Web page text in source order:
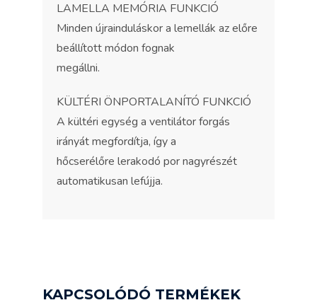
LAMELLA MEMÓRIA FUNKCIÓ
Minden újrainduláskor a lemellák az előre
beállított módon fognak
megállni.
KÜLTÉRI ÖNPORTALANÍTÓ FUNKCIÓ
A kültéri egység a ventilátor forgás
irányát megfordítja, így a
hőcserélőre lerakodó por nagyrészét
automatikusan lefújja.
KAPCSOLÓDÓ TERMÉKEK